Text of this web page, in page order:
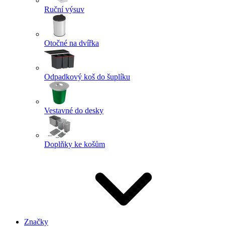
Ruční výsuv
Otočné na dvířka
Odpadkový koš do šuplíku
Vestavné do desky
Doplňky ke košům
Značky